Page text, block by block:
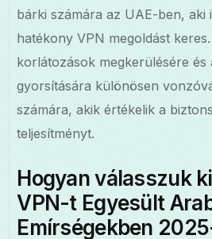
bárki számára az UAE-ben, aki
hatékony VPN megoldást
korlátozások megkerülésére és
gyorsítására különösen
számára, akik értékelik a
teljesítményt.
Hogyan válasszuk
VPN-t Egyesült
Emírségekben